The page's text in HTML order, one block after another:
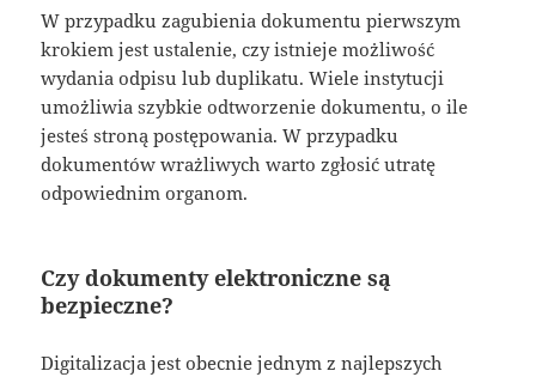
W przypadku zagubienia dokumentu pierwszym
krokiem jest ustalenie, czy istnieje możliwość
wydania odpisu lub duplikatu. Wiele instytucji
umożliwia szybkie odtworzenie dokumentu, o ile
jesteś stroną postępowania. W przypadku
dokumentów wrażliwych warto zgłosić utratę
odpowiednim organom.
Czy dokumenty elektroniczne są
bezpieczne?
Digitalizacja jest obecnie jednym z najlepszych